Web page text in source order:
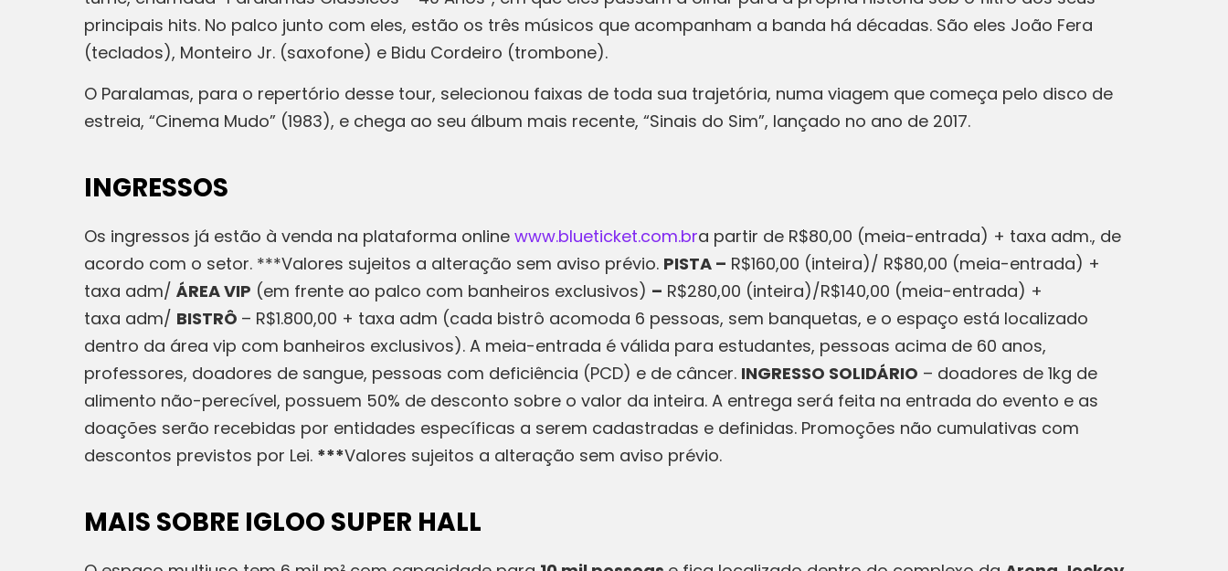
principais hits. No palco junto com eles, estão os três músicos que acompanham a banda há décadas. São eles João Fera
(teclados), Monteiro Jr. (saxofone) e Bidu Cordeiro (trombone).
O Paralamas, para o repertório desse tour, selecionou faixas de toda sua trajetória, numa viagem que começa pelo disco de
estreia, “Cinema Mudo” (1983), e chega ao seu álbum mais recente, “Sinais do Sim”, lançado no ano de 2017.
INGRESSOS
Os ingressos já estão à venda na plataforma online www.blueticket.com.bra partir de R$80,00 (meia-entrada) + taxa adm., de
acordo com o setor. ***Valores sujeitos a alteração sem aviso prévio. PISTA – R$160,00 (inteira)/ R$80,00 (meia-entrada) +
taxa adm/ ÁREA VIP (em frente ao palco com banheiros exclusivos) – R$280,00 (inteira)/R$140,00 (meia-entrada) +
taxa adm/ BISTRÔ – R$1.800,00 + taxa adm (cada bistrô acomoda 6 pessoas, sem banquetas, e o espaço está localizado
dentro da área vip com banheiros exclusivos). A meia-entrada é válida para estudantes, pessoas acima de 60 anos,
professores, doadores de sangue, pessoas com deficiência (PCD) e de câncer. INGRESSO SOLIDÁRIO – doadores de 1kg de
alimento não-perecível, possuem 50% de desconto sobre o valor da inteira. A entrega será feita na entrada do evento e as
doações serão recebidas por entidades específicas a serem cadastradas e definidas. Promoções não cumulativas com
descontos previstos por Lei. ***Valores sujeitos a alteração sem aviso prévio.
MAIS SOBRE IGLOO SUPER HALL